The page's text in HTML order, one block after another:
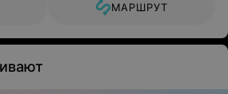
МАРШРУТ